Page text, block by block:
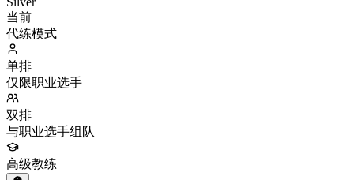
当前
代练模式
单排
仅限职业选手
双排
与职业选手组队
高级教练